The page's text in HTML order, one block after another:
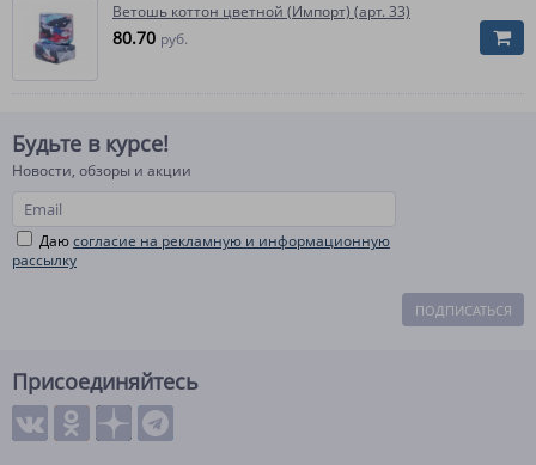
Ветошь коттон цветной (Импорт) (арт. 33)
80.70 руб.
Будьте в курсе!
Новости, обзоры и акции
Даюсогласие на рекламную и информационную
рассылку
ПОДПИСАТЬСЯ
Присоединяйтесь